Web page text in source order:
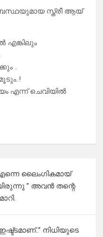
സ്ത്രീ ആയ്
എങ്കിലും
..
എന്ന് ചെവിയിൽ
ലൈംഗികമായ്
” അവൻ തന്റെ
നിധിയുടെ